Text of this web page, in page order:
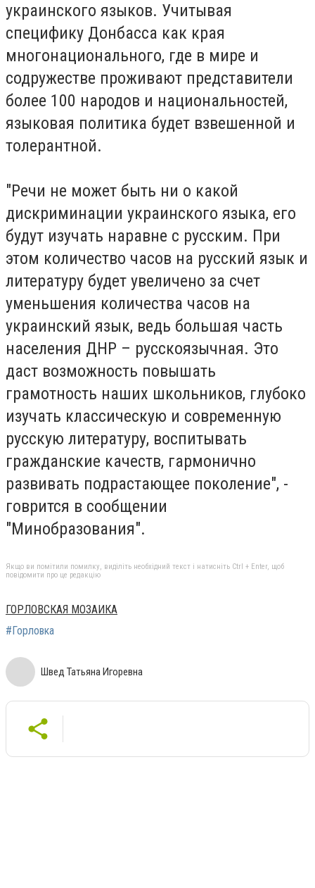
украинского языков. Учитывая
специфику Донбасса как края
многонационального, где в мире и
содружестве проживают представители
более 100 народов и национальностей,
языковая политика будет взвешенной и
толерантной.
"Речи не может быть ни о какой
дискриминации украинского языка, его
будут изучать наравне с русским. При
этом количество часов на русский язык и
литературу будет увеличено за счет
уменьшения количества часов на
украинский язык, ведь большая часть
населения ДНР – русскоязычная. Это
даст возможность повышать
грамотность наших школьников, глубоко
изучать классическую и современную
русскую литературу, воспитывать
гражданские качеств, гармонично
развивать подрастающее поколение", -
говрится в сообщении
"Минобразования".
Якщо ви помітили помилку, виділіть необхідний текст і натисніть Ctrl + Enter, щоб
повідомити про це редакцію
ГОРЛОВСКАЯ МОЗАИКА
#Горловка
Швед Татьяна Игоревна